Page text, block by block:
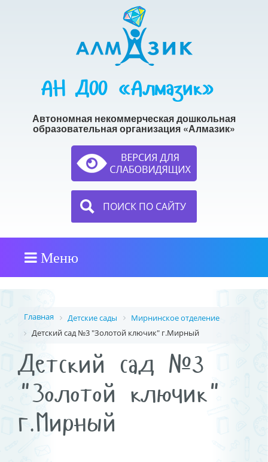
АН ДОО «Алмазик»
Автономная некоммерческая дошкольная
образовательная организация «Алмазик»
ПОИСК ПО САЙТУ
Меню
Главная Детские сады
Мирнинское отделение
Детский сад №3 "Золотой ключик" г.Мирный
Детский сад №3
"Золотой ключик"
г.Мирный